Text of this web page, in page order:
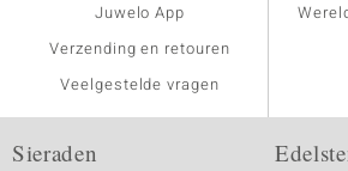
Juwelo App
Verzending en retouren
Veelgestelde vragen
Sieraden